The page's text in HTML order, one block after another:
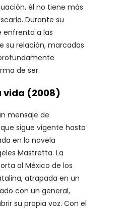
él no tiene más
Durante su
enfrenta a las
su relación, marcadas
de ser.
vida (2008)
mensaje de
sigue vigente hasta
en la novela
Mastretta. La
al México de los
atrapada en un
con un general,
su propia voz. Con el